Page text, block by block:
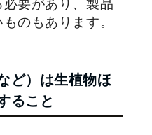
要があり、製品
のもあります。
ど）は生植物ほ
ること